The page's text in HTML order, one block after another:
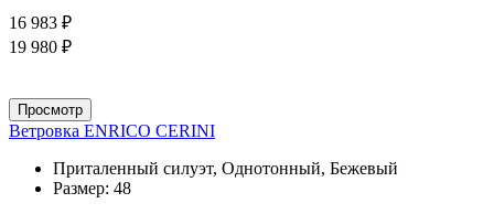
16 983 ₽
19 980 ₽
Просмотр
Ветровка ENRICO CERINI
Приталенный силуэт, Однотонный, Бежевый
Размер: 48